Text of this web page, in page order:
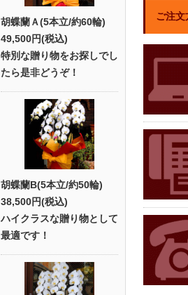
胡蝶蘭Ａ(5本立/約60輪)
49,500円(税込)
特別な贈り物をお探しでし
たら是非どうぞ！
胡蝶蘭B(5本立/約50輪)
38,500円(税込)
ハイクラスな贈り物として
最適です！
ご注文